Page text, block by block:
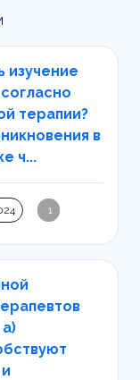
изучение
терапии?
в
ч...
1